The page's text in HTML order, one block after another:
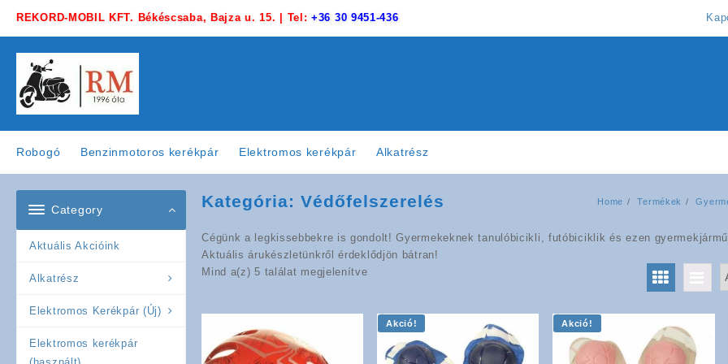
REKORD-MOBIL KFT. Békéscsaba, Bajza u. 15. | Tel:+36 30 9451-436
Robogó Benzinmotoros kerékpár Elektromos kerékpár Alkatrész
Category
Aktuális Akcióink
Alkatrész
Elektromos Kerékpár (Új)
Elektromos kerékpár
(használt)
Kategória:Védőfelszerelés Home Termékek
Cégünk a legkissebbekre is gondolt! Gyermekeknek tanulóbicikli, futóbiciklik és ezen
Aktuális árukészletünkről érdeklődjön bátran!
Mind a(z) 5 találat megjelenítve
Akció! Akció!